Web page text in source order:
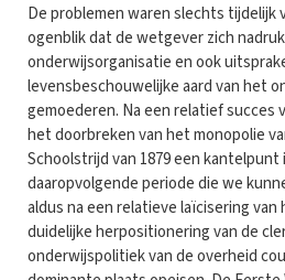
De problemen waren slechts tijdelijk
ogenblik dat de wetgever zich
onderwijsorganisatie en ook
levensbeschouwelijke aard van het
gemoederen. Na een relatief succes
het doorbreken van het monopolie
Schoolstrijd van 1879 een kantelpunt
daaropvolgende periode die we
aldus na een relatieve laïcisering
duidelijke herpositionering van de
onderwijspolitiek van de overheid